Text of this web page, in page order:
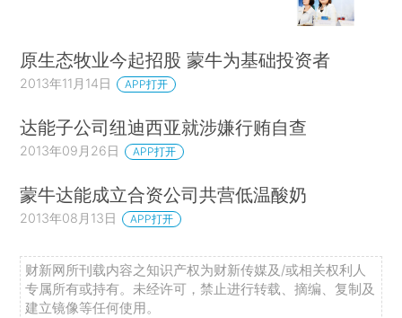
原生态牧业今起招股 蒙牛为基础投资者
2013年11月14日 APP打开
达能子公司纽迪西亚就涉嫌行贿自查
2013年09月26日 APP打开
蒙牛达能成立合资公司共营低温酸奶
2013年08月13日 APP打开
财新网所刊载内容之知识产权为财新传媒及/或相关权利人
专属所有或持有。未经许可，禁止进行转载、摘编、复制及
建立镜像等任何使用。